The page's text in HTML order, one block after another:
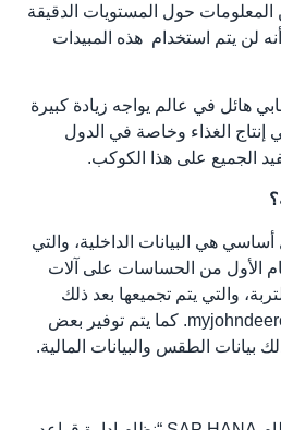
حول المستويات الدقيقة
أنه لن يتم استخدام هذه المبيدات
هائل في عالم يواجه زيادة كبيرة
الغذاء وخاصة في الدول
الجميع على هذا الكوكب.
هي البيانات الداخلية، والتي
الأول من الحساسات على آلات
والتي يتم تجميعها بعد ذلك
وإتاحتها لمستخدمي myjohndeere.com. كما يتم توفير بعض
بيانات الطقس والبيانات المالية.